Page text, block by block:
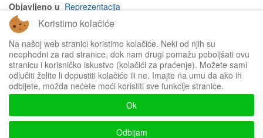
Objavljeno u Reprezentacija
Impressum
Politika privatnosti
Koristimo kolačiće
Na našoj web stranici koristimo kolačiće. Neki od njih su
neophodni za rad stranice, dok nam drugi pomažu poboljšati ovu
stranicu i korisničko iskustvo (kolačići za praćenje). Možete sami
odlučiti želite li dopustiti kolačiće ili ne. Imajte na umu da ako ih
odbijete, možda nećete moći koristiti sve funkcije stranice.
Ok
Odbijam